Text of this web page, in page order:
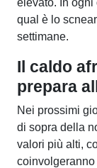
elevato. In
qual è lo
settimane.
Il caldo
prepara
Nei prossimi
di sopra della
valori più alti,